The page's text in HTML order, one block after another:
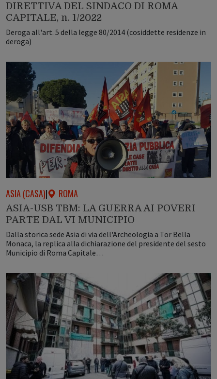
DIRETTIVA DEL SINDACO DI ROMA
CAPITALE, n. 1/2022
Deroga all'art. 5 della legge 80/2014 (cosiddette residenze in
deroga)
ASIA (CASA)| ROMA
ASIA-USB TBM: LA GUERRA AI POVERI
PARTE DAL VI MUNICIPIO
Dalla storica sede Asia di via dell'Archeologia a Tor Bella
Monaca, la replica alla dichiarazione del presidente del sesto
Municipio di Roma Capitale…